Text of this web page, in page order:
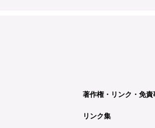
著作権・リンク・免責
リンク集